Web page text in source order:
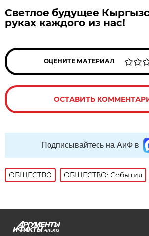
Светлое будущее
руках каждого из нас!
ОЦЕНИТЕ МАТЕРИАЛ
ОСТАВИТЬ
Подписывайтесь на АиФ в
ОБЩЕСТВО ОБЩЕСТВО: События
AIF.KG